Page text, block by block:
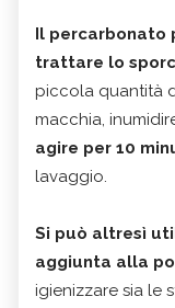
Il percarbonato
trattare lo
piccola quantità
macchia,
agire per 10
lavaggio.
Si può altresì
aggiunta alla
igienizzare sia le